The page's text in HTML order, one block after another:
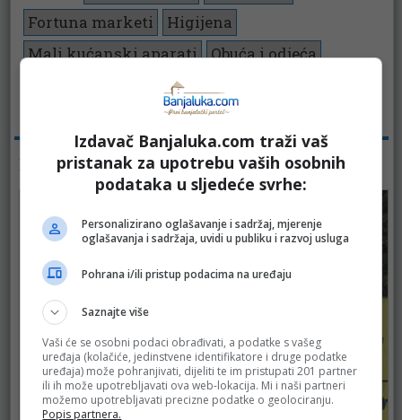
Fortuna marketi
Higijena
Mali kućanski aparati
Obuća i odjeća
KATALOZI -
Izdavač Banjaluka.com traži vaš
pristanak za upotrebu vaših osobnih
podataka u sljedeće svrhe:
Personalizirano oglašavanje i sadržaj, mjerenje
oglašavanja i sadržaja, uvidi u publiku i razvoj usluga
Pohrana i/ili pristup podacima na uređaju
Saznajte više
Vaši će se osobni podaci obrađivati, a podatke s vašeg
uređaja (kolačiće, jedinstvene identifikatore i druge podatke
uređaja) može pohranjivati, dijeliti te im pristupati 201 partner
ili ih može upotrebljavati ova web-lokacija. Mi i naši partneri
možemo upotrebljavati precizne podatke o geolociranju.
Popis partnera.